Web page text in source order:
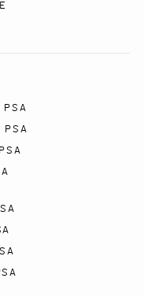
PSA
PSA